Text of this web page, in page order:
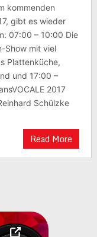
kommenden
gibt es wieder
07:00 – 10:00 Die
Show mit viel
Plattenküche,
und 17:00 –
2017
Schülzke
Read More